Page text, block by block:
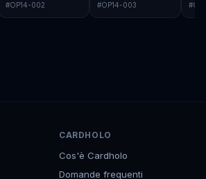
#OP14-002 #OP14-003 #
CARDHOLO
Cos'è Cardholo
Domande frequenti